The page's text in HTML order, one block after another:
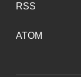
RSS
ATOM